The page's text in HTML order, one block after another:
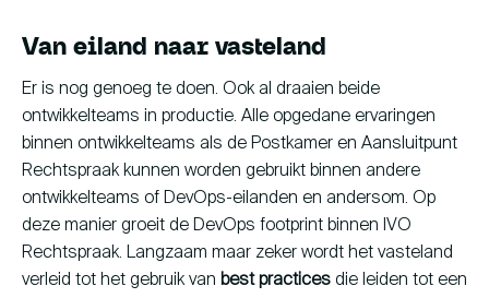
Van eiland naar vasteland
Er is nog genoeg te doen. Ook al draaien beide
ontwikkelteams in productie. Alle opgedane ervaringen
binnen ontwikkelteams als de Postkamer en Aansluitpunt
Rechtspraak kunnen worden gebruikt binnen andere
ontwikkelteams of DevOps-eilanden en andersom. Op
deze manier groeit de DevOps footprint binnen IVO
Rechtspraak. Langzaam maar zeker wordt het vasteland
verleid tot het gebruik van best practices die leiden tot een